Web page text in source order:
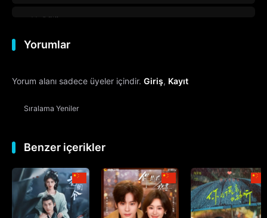
11. Bölüm
12. Bölüm
13. Bölüm
14. Bölüm
15. Bölüm
16. Bölüm
17. Bölüm
Yorumlar
Yorum alanı sadece üyeler içindir. Giriş, Kayıt
Sıralama Yeniler
Benzer içerikler